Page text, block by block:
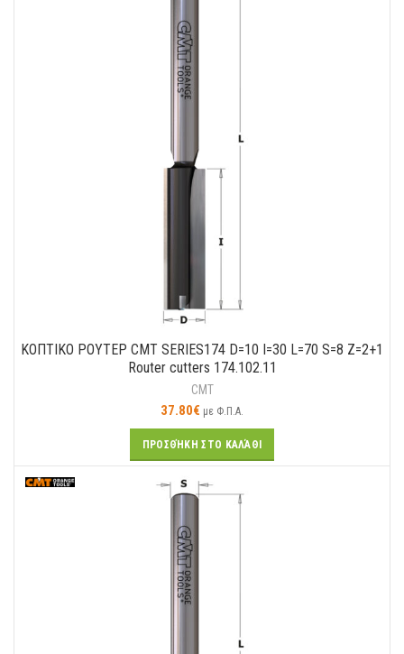
ΚΟΠΤΙΚO ΡΟΥΤΕΡ CMT SERIES174 D=10 I=30 L=70 S=8 Z=2+1
Router cutters 174.102.11
CMT
37.80€ με Φ.Π.Α.
ΠΡΟΣΘΉΚΗ ΣΤΟ ΚΑΛΆΘΙ